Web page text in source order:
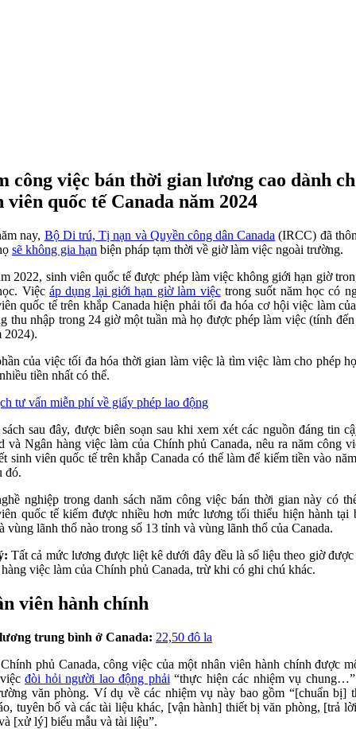
công việc bán thời gian lương cao dành
viên quốc tế Canada năm 2024
nay, Bộ Di trú, Tị nạn và Quyền công dân Canada (IRCC) đã
sẽ không gia hạn biện pháp tạm thời về giờ làm việc ngoài trường.
2022, sinh viên quốc tế được phép làm việc không giới hạn giờ
Việcáp dụng lại giới hạn giờ làm việctrong suốt năm học có
quốc tế trên khắp Canada hiện phải tối đa hóa cơ hội việc làm
thu nhập trong 24 giờ một tuần mà họ được phép làm việc (tính
2024).
của việc tối đa hóa thời gian làm việc là tìm việc làm cho phép
tiền nhất có thể.
tư vấn miễn phí về giấy phép lao động
sau đây, được biên soạn sau khi xem xét các nguồn đáng tin
và Ngân hàng việc làm của Chính phủ Canada, nêu ra năm công
sinh viên quốc tế trên khắp Canada có thể làm để kiếm tiền vào
đó.
nghiệp trong danh sách năm công việc bán thời gian này có
quốc tế kiếm được nhiều hơn mức lương tối thiểu hiện hành tại
vùng lãnh thổ nào trong số 13 tỉnh và vùng lãnh thổ của Canada.
Tất cả mức lương được liệt kê dưới đây đều là số liệu theo giờ
việc làm của Chính phủ Canada, trừ khi có ghi chú khác.
viên hành chính
trung bình ở Canada: 22,50 đô la
phủ Canada, công việc của một nhân viên hành chính được
đòi hỏi người lao động phải “thực hiện các nhiệm vụ
văn phòng. Ví dụ về các nhiệm vụ này bao gồm “[chuẩn bị]
tuyên bố và các tài liệu khác, [vận hành] thiết bị văn phòng, [trả
[xử lý] biểu mẫu và tài liệu”.